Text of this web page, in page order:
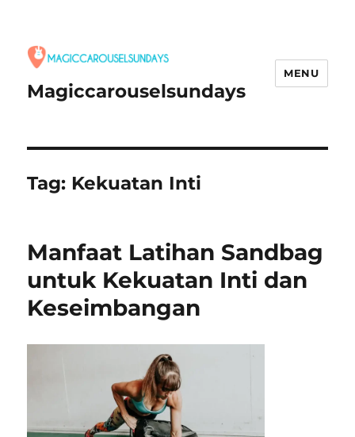
Magiccarouselsundays
MENU
Tag: Kekuatan Inti
Manfaat Latihan Sandbag
untuk Kekuatan Inti dan
Keseimbangan